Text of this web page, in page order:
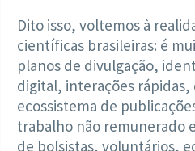
Dito isso, voltemos à
científicas brasileiras: é
planos de divulgação,
digital, interações
ecossistema de
trabalho não remunerado
de bolsistas, voluntários,